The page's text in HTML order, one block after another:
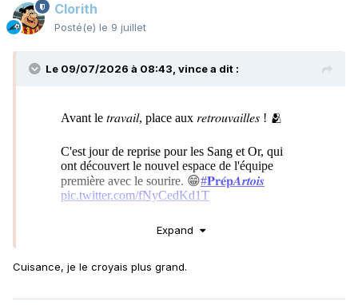
Clorith
Posté(e) le 9 juillet
Le 09/07/2026 à 08:43, vincea dit :
Expand
Cuisance, je le croyais plus grand.